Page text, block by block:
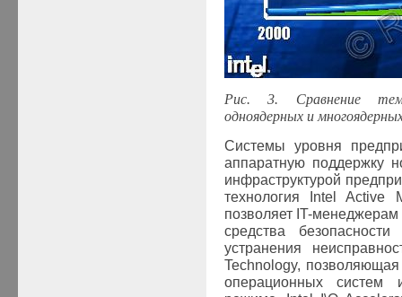
Рис. 3. Сравнение
одноядерных и
Системы уровня
аппаратную поддержку
инфраструктурой
технология
Intel Active
позволяет IT-менеджерам
средства
устранения
Technology, позволяющая
операционных